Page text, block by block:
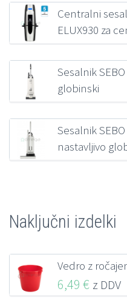
Centralni
ELUX930 za
1.146,38€z
Sesalnik SEBO
globinski
Sesalnik
nastavljivo
Naključni izdelki
Vedro z
6,49 € z DDV